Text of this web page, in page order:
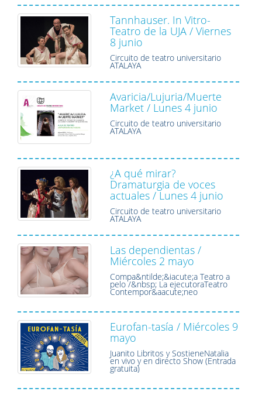
Tannhauser. In Vitro-
Teatro de la UJA / Viernes
8 junio
Circuito de teatro universitario
ATALAYA
Avaricia/Lujuria/Muerte
Market / Lunes 4 junio
Circuito de teatro universitario
ATALAYA
¿A qué mirar?
Dramaturgia de voces
actuales / Lunes 4 junio
Circuito de teatro universitario
ATALAYA
Las dependientas /
Miércoles 2 mayo
Compa&ntilde;&iacute;a Teatro a
pelo /&nbsp; La ejecutoraTeatro
Contempor&aacute;neo
Eurofan-tasía / Miércoles 9
mayo
Juanito Libritos y SostieneNatalia
en vivo y en directo Show (Entrada
gratuita)